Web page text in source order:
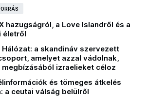
hazugságról, a Love Islandről és a
életről
Hálózat: a skandináv szervezett
amelyet azzal vádolnak,
megbízásából izraelieket céloz
és tömeges átkelés
a ceutai válság belülről